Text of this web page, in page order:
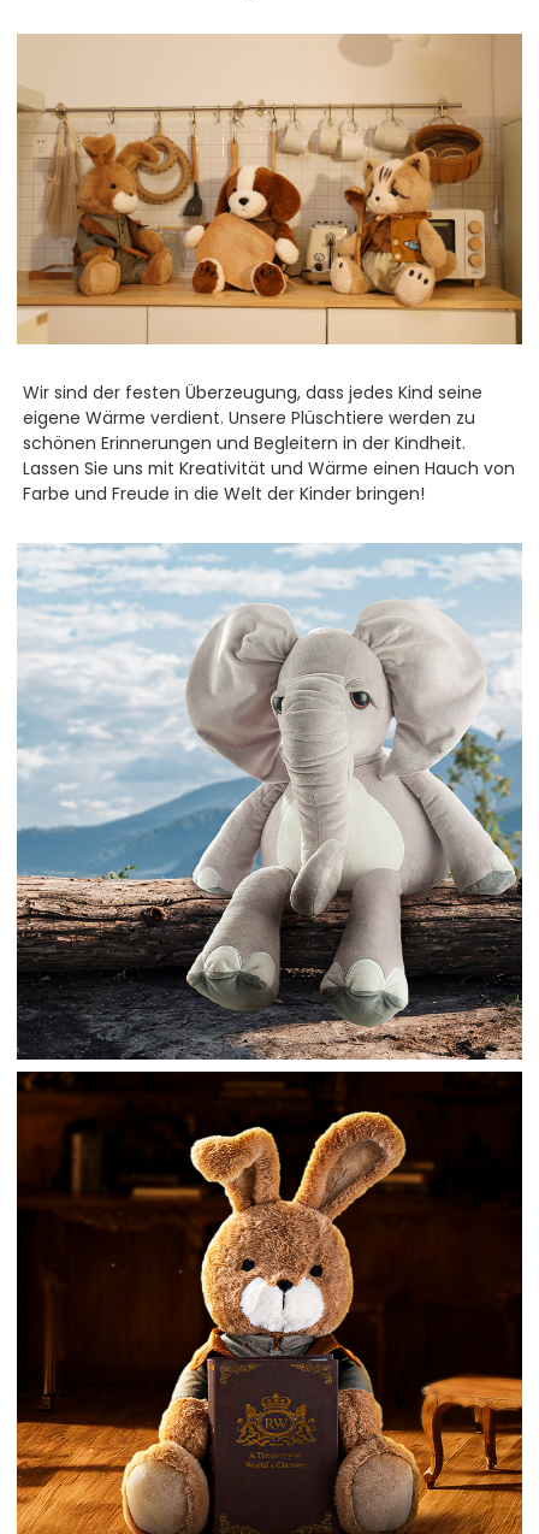
Wir sind der festen Überzeugung, dass jedes Kind seine
eigene Wärme verdient. Unsere Plüschtiere werden zu
schönen Erinnerungen und Begleitern in der Kindheit.
Lassen Sie uns mit Kreativität und Wärme einen Hauch von
Farbe und Freude in die Welt der Kinder bringen!